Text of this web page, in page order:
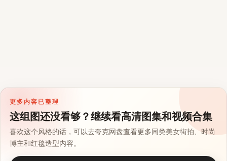
更多内容已整理
这组图还没看够？继续看高清图集和视频合集
喜欢这个风格的话，可以去夸克网盘查看更多同类美女街拍、时尚
博主和红毯造型内容。